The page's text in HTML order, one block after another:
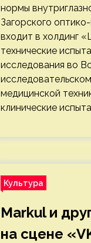
нормы
Загорского
входит в холдинг
технические
исследования во
медицинской
клинические
Культура
Markul и
на сцене